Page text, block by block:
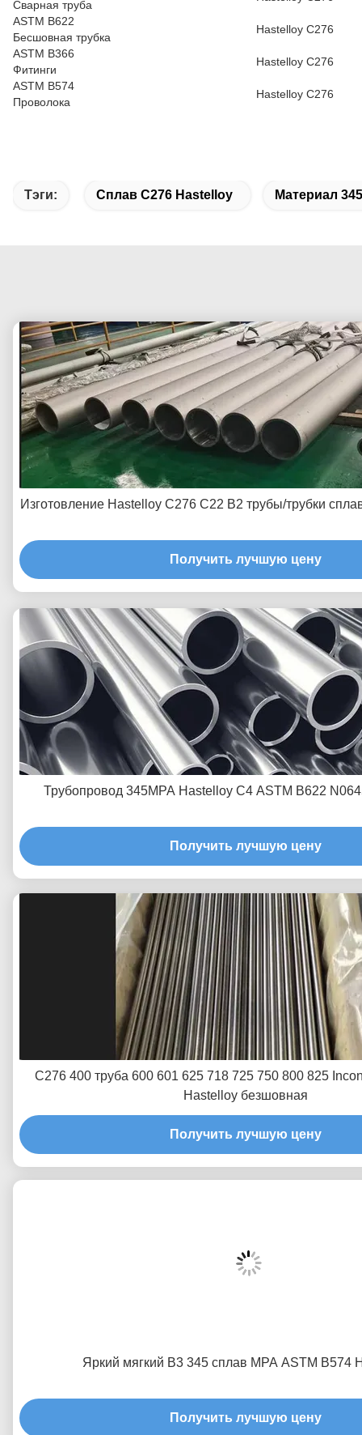
Сварная труба
ASTM B622
Бесшовная трубка
Hastelloy C276
ASTM B366
Фитинги
Hastelloy C276
ASTM B574
Проволока
Hastelloy C276
Тэги: Сплав C276 Hastelloy Материал
Изготовление Hastelloy C276 C22 B2 трубы/трубки
Получить лучшую цену
Трубопровод 345MPA Hastelloy C4 ASTM B622
Получить лучшую цену
C276 400 труба 600 601 625 718 725 750 800 825
Hastelloy безшовная
Получить лучшую цену
Яркий мягкий B3 345 сплав MPA ASTM B574
Получить лучшую цену